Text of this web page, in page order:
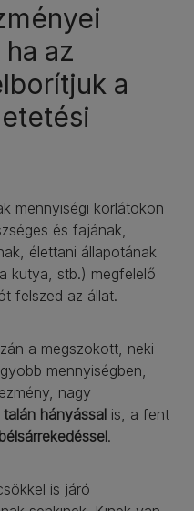
az
a
mennyiségi korlátokon
és fajának,
élettani állapotának
kutya, stb.) megfelelő
felszed az állat.
a megszokott, neki
mennyiségben,
nagy
hányással is, a fent
.
is járó